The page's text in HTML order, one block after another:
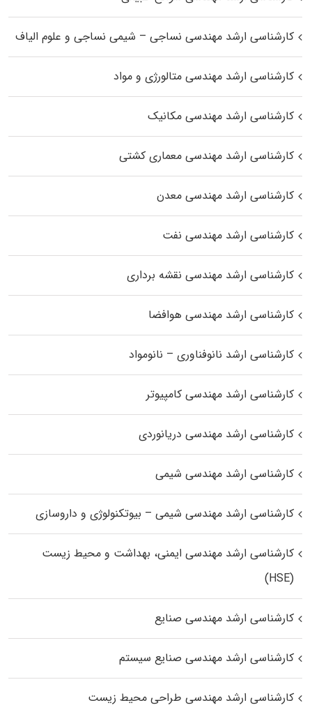
کارشناسی ارشد مهندسی نساجی – شیمی نساجی و علوم الیاف
کارشناسی ارشد مهندسی متالورژی و مواد
کارشناسی ارشد مهندسی مکانیک
کارشناسی ارشد مهندسی معماری کشتی
کارشناسی ارشد مهندسی معدن
کارشناسی ارشد مهندسی نفت
کارشناسی ارشد مهندسی نقشه برداری
کارشناسی ارشد مهندسی هوافضا
کارشناسی ارشد نانوفناوری – نانومواد
کارشناسی ارشد مهندسی کامپیوتر
کارشناسی ارشد مهندسی دریانوردی
کارشناسی ارشد مهندسی شیمی
کارشناسی ارشد مهندسی شیمی – بیوتکنولوژی و داروسازی
کارشناسی ارشد مهندسی ایمنی، بهداشت و محیط زیست
(HSE)
کارشناسی ارشد مهندسی صنایع
کارشناسی ارشد مهندسی صنایع سیستم
کارشناسی ارشد مهندسی طراحی محیط زیست